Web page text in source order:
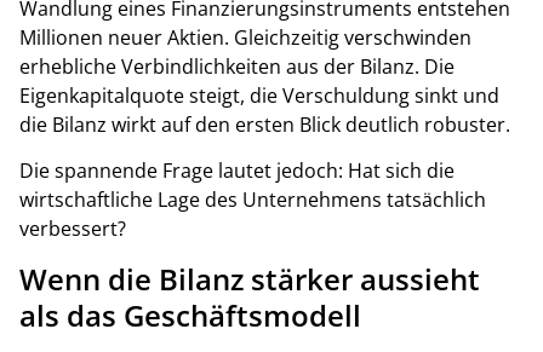
Wandlung eines Finanzierungsinstruments entstehen
Millionen neuer Aktien. Gleichzeitig verschwinden
erhebliche Verbindlichkeiten aus der Bilanz. Die
Eigenkapitalquote steigt, die Verschuldung sinkt und
die Bilanz wirkt auf den ersten Blick deutlich robuster.
Die spannende Frage lautet jedoch: Hat sich die
wirtschaftliche Lage des Unternehmens tatsächlich
verbessert?
Wenn die Bilanz stärker aussieht
als das Geschäftsmodell